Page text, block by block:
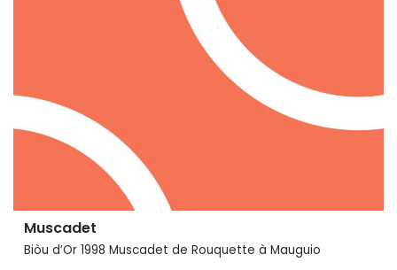
Muscadet
Biòu d’Or 1998 Muscadet de Rouquette à Mauguio